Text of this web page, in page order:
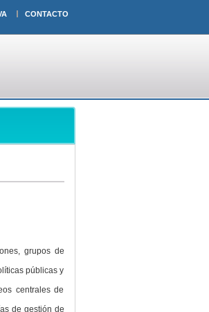
CONTACTO
grupos de
públicas y
centrales de
de gestión de